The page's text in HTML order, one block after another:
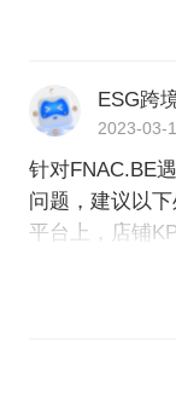
店铺异常情况
店铺排查和风
ESG跨境电商
和支持，帮助
ESG跨
2023-03-
针对FNAC.BE
问题，建议以下处理方式： 1.
平台上，店铺
良好，可以获
量。如果店铺